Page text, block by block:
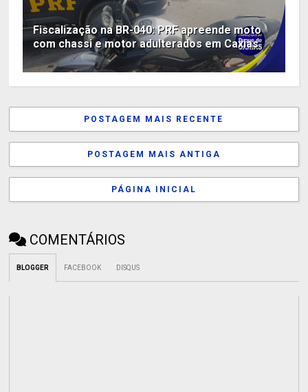
Fiscalização na BR-040: PRF apreende moto
com chassi e motor adulterados em Caxias
POSTAGEM MAIS RECENTE
POSTAGEM MAIS ANTIGA
PÁGINA INICIAL
COMENTÁRIOS
BLOGGER FACEBOOK DISQUS